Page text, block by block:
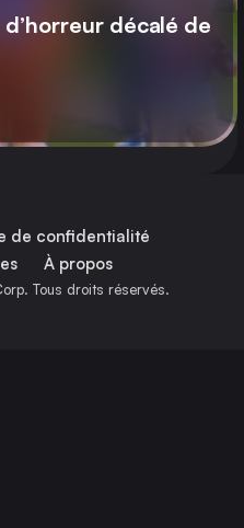
décalé de
de confidentialité
À propos
Tous droits réservés.